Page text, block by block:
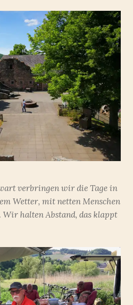
verbringen wir die Tage in
Wetter, mit netten Menschen
halten Abstand, das klappt